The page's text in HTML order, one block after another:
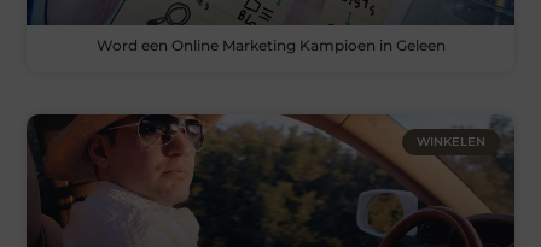
Word een Online Marketing Kampioen in Geleen
WINKELEN